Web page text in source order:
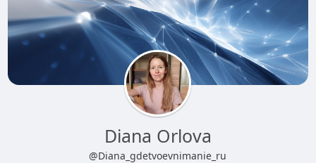
Diana Orlova
@Diana_gdetvoevnimanie_ru